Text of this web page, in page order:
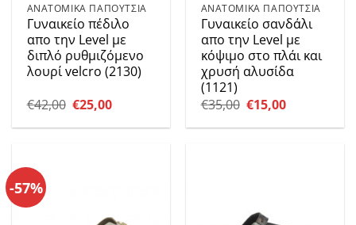
ΑΝΑΤΟΜΙΚΑ ΠΑΠΟΥΤΣΙΑ
Γυναικείο πέδιλο
απο την Level με
διπλό ρυθμιζόμενο
λουρί velcro (2130)
€42,00 Original
price
was:
€25,00Η
τιμή
ΑΝΑΤΟΜΙΚΑ ΠΑΠΟΥΤΣΙΑ
Γυναικείο σανδάλι
απο την Level με
κόψιμο στο πλάι και
χρυσή αλυσίδα
(1121)
€35,00 Original
price
was:
€15,00Η
τιμή
-57%